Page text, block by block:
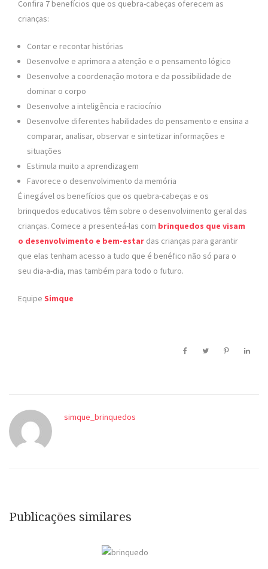
Confira 7 benefícios que os quebra-cabeças oferecem as
crianças:
Contar e recontar histórias
Desenvolve e aprimora a atenção e o pensamento lógico
Desenvolve a coordenação motora e da possibilidade de
dominar o corpo
Desenvolve a inteligência e raciocínio
Desenvolve diferentes habilidades do pensamento e ensina a
comparar, analisar, observar e sintetizar informações e
situações
Estimula muito a aprendizagem
Favorece o desenvolvimento da memória
É inegável os benefícios que os quebra-cabeças e os
brinquedos educativos têm sobre o desenvolvimento geral das
crianças. Comece a presenteá-las com brinquedos que visam
o desenvolvimento e bem-estar das crianças para garantir
que elas tenham acesso a tudo que é benéfico não só para o
seu dia-a-dia, mas também para todo o futuro.
Equipe Simque
simque_brinquedos
Publicações similares